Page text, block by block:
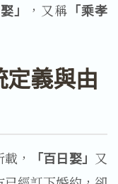
」 ，又稱 「乘孝
義與由
， 「百日娶」 又